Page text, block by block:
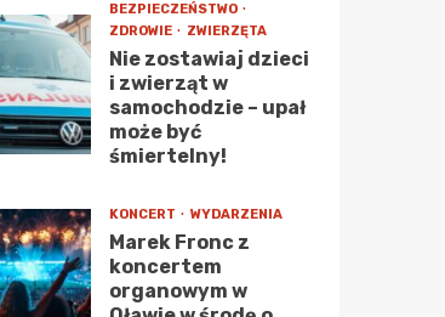
BEZPIECZEŃSTWO
ZDROWIE
ZWIERZĘTA
Nie zostawiaj dzieci
i zwierząt w
samochodzie – upał
może być
śmiertelny!
KONCERT WYDARZENIA
Marek Fronc z
koncertem
organowym w